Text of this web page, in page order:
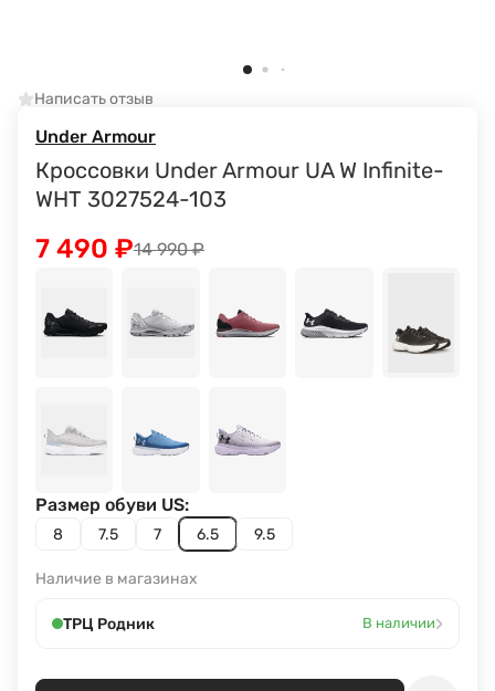
Написать отзыв
Under Armour
Кроссовки Under Armour UA W Infinite-
WHT 3027524-103
14 990₽
7 490 ₽
8 7.5 7 6.5 9.5
Размер обуви US:
Наличие в магазинах
ТРЦ Родник В наличии›